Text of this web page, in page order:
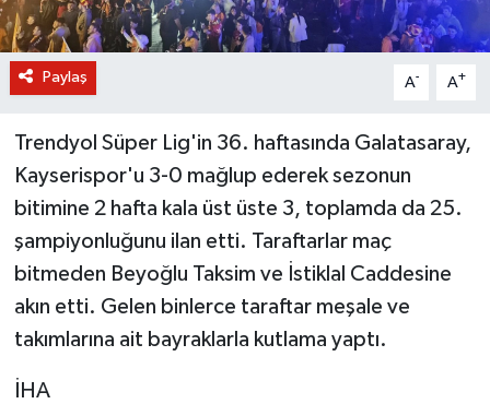
Paylaş A- A+
Trendyol Süper Lig'in 36. haftasında Galatasaray,
Kayserispor'u 3-0 mağlup ederek sezonun
bitimine 2 hafta kala üst üste 3, toplamda da 25.
şampiyonluğunu ilan etti. Taraftarlar maç
bitmeden Beyoğlu Taksim ve İstiklal Caddesine
akın etti. Gelen binlerce taraftar meşale ve
takımlarına ait bayraklarla kutlama yaptı.
İHA